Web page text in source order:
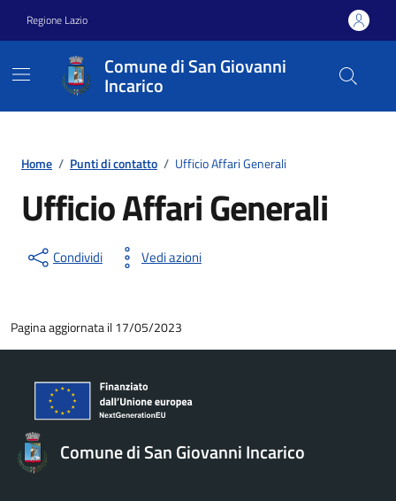
Regione Lazio
Comune di San Giovanni
Incarico
Home / Punti di contatto / Ufficio Affari Generali
Ufficio Affari Generali
Condividi Vedi azioni
Pagina aggiornata il 17/05/2023
Comune di San Giovanni Incarico